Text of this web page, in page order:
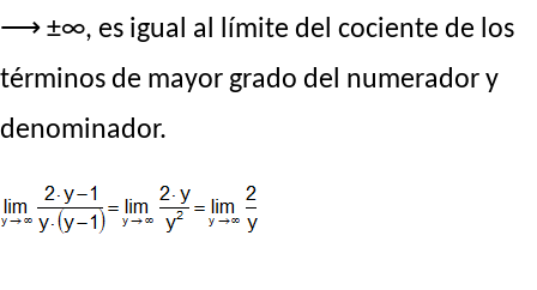
⟶ ±∞, es igual al límite del cociente de los
términos de mayor grado del numerador y
denominador.